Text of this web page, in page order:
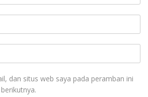
dan situs web saya pada peramban ini